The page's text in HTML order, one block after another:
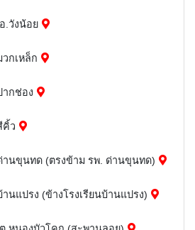
.วังน้อย
กเหล็ก
ากช่อง
คิ้ว
านขุนทด (ตรงข้าม รพ. ด่านขุนทด)
นแปรง (ข้างโรงเรียนบ้านแปรง)